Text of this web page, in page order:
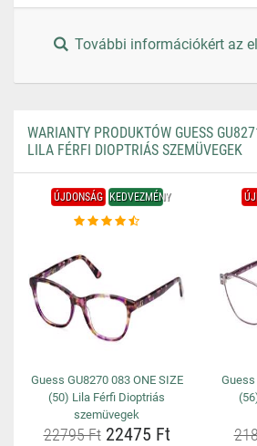
További információkért az
WARIANTY PRODUKTÓW GUESS
LILA FÉRFI DIOPTRIÁS SZEMÜVEGEK
ÚJDONSÁG KEDVEZMÉNY
Guess GU8270 083 ONE SIZE
(50) Lila Férfi Dioptriás
szemüvegek
22795 Ft22475 Ft
Guess